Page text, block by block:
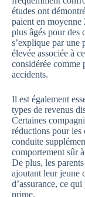
études ont
paient en moyenne
plus âgés pour des
s’explique par une
élevée associée à
considérée comme
accidents.
Il est également
types de revenus
Certaines
réductions pour les
conduite
comportement sûr
De plus, les
ajoutant leur jeune
d’assurance, ce
prime.